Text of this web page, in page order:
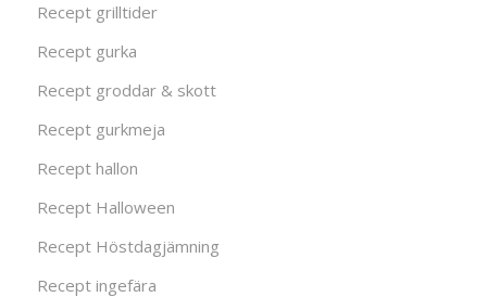
Recept grilltider
Recept gurka
Recept groddar & skott
Recept gurkmeja
Recept hallon
Recept Halloween
Recept Höstdagjämning
Recept ingefära